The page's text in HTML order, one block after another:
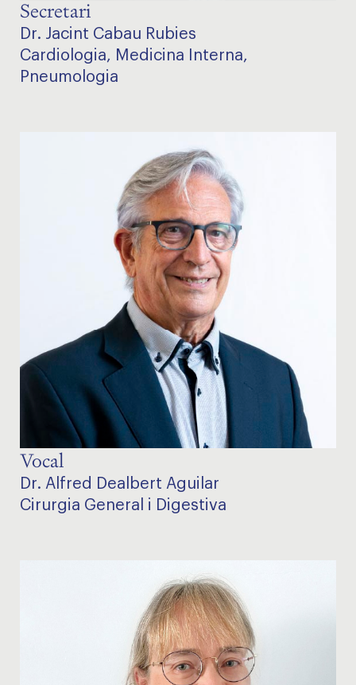
Secretari
Dr. Jacint Cabau Rubies
Cardiologia, Medicina Interna,
Pneumologia
Vocal
Dr. Alfred Dealbert Aguilar
Cirurgia General i Digestiva